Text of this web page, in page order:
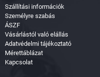
Szállítási információk
Személyre szabás
ÁSZF
Vásárlástól való elállás
Adatvédelmi tájékoztató
Mérettáblázat
Kapcsolat